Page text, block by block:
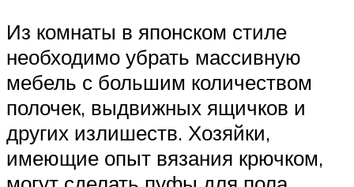
Из комнаты в японском стиле
необходимо убрать массивную
мебель с большим количеством
полочек, выдвижных ящичков и
других излишеств. Хозяйки,
имеющие опыт вязания крючком,